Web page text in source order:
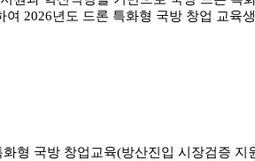
2026년도 드론 특화형 국방 창업 교육
형 국방 창업교육(방산진입 시장검증 지